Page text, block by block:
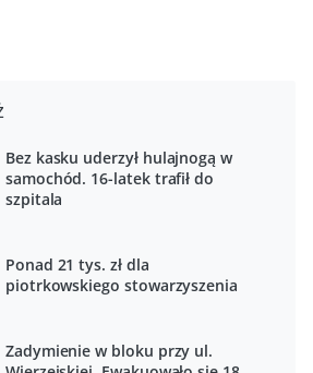
Bez kasku uderzył hulajnogą w
samochód. 16-latek trafił do
szpitala
Ponad 21 tys. zł dla
piotrkowskiego stowarzyszenia
Zadymienie w bloku przy ul.